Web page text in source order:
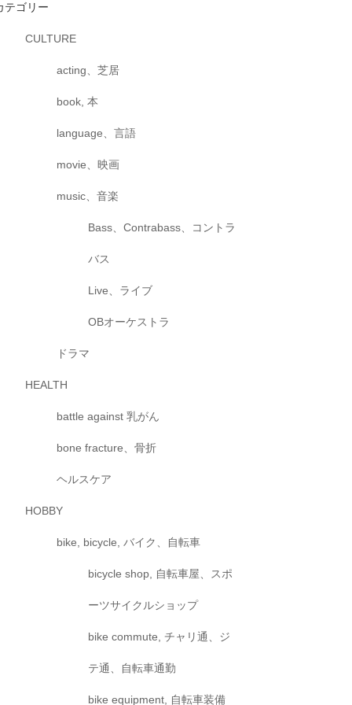
テゴリー
CULTURE
acting、芝居
book, 本
language、言語
movie、映画
music、音楽
Bass、Contrabass、コントラ
バス
Live、ライブ
OBオーケストラ
ドラマ
HEALTH
battle against 乳がん
bone fracture、骨折
ヘルスケア
HOBBY
bike, bicycle, バイク、自転車
bicycle shop, 自転車屋、スポ
ーツサイクルショップ
bike commute, チャリ通、ジ
テ通、自転車通勤
bike equipment, 自転車装備